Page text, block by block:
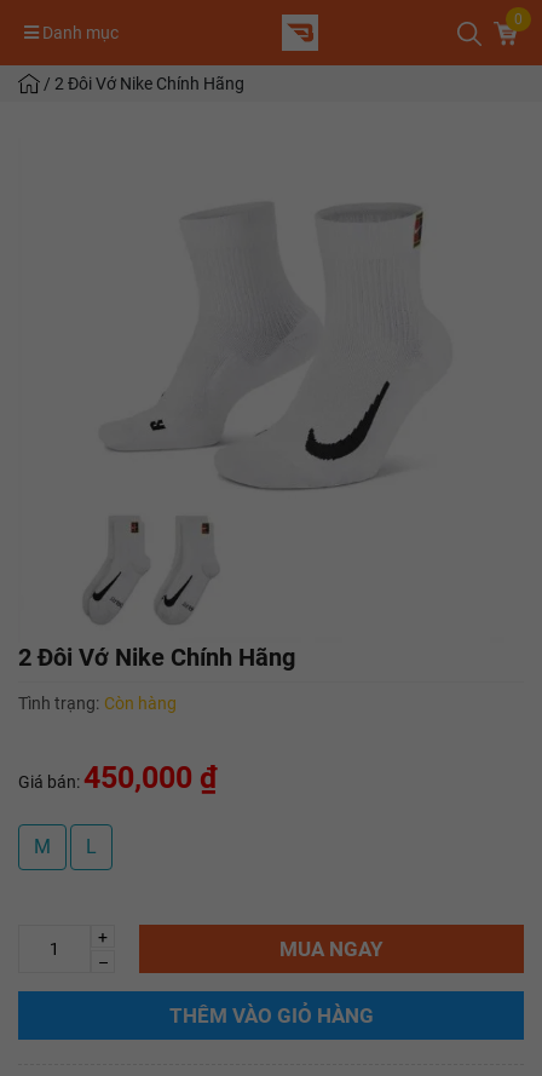
Danh mục
0
/ 2 Đôi Vớ Nike Chính Hãng
2 Đôi Vớ Nike Chính Hãng
Tình trạng: Còn hàng
Giá bán:450,000 ₫
M L
+
–
MUA NGAY
THÊM VÀO GIỎ HÀNG